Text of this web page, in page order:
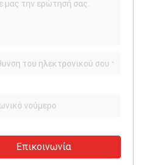
Επικοινωνία